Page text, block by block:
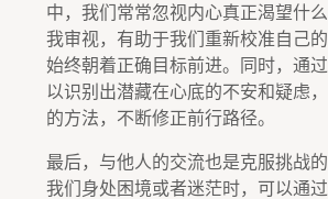
中，我们常常忽视内心真正渴望什
我审视，有助于我们重新校准自己
始终朝着正确目标前进。同时，通
以识别出潜藏在心底的不安和疑虑
的方法，不断修正前行路径。
最后，与他人的交流也是克服挑战
我们身处困境或者迷茫时，可以通